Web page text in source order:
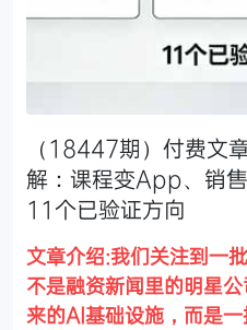
（18447期）付费文
解：课程变App、销
11个已验证方向
文章介绍:我们关注到一
不是融资新闻里的明星
来的AI基础设施，而是一